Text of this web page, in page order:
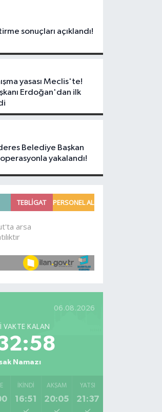
sonuçları açıklandı!
yasası Meclis'te!
Erdoğan'dan ilk
Belediye Başkan
operasyonla yakalandı!
06.08.2026
VAKTE KALAN
Namazı
İKINDI
16:51
AKŞAM
20:05
YATSI
21:37